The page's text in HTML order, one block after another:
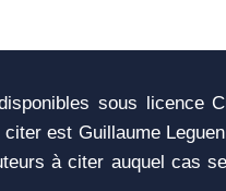
sous licence
est Guillaume
à citer auquel cas